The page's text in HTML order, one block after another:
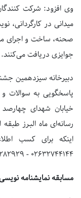
وی افزود: شرکت
میدانی در کارگردانی،
صحنه، ساخت و اجرای
جوایزی دریافت می‌کنند.
دبیرخانه سیزدهمین
پاسخگویی به سوالات
خیابان شهدای
رسانه‌ای ماه البـرز
اینکه برای کسب
۰۲۶۳۲۷۴۴۱۴۴ - ۰۹۳۵۶۲۸۲۹۲۹تماس بگیرند.
مسابقه نمایشنامه